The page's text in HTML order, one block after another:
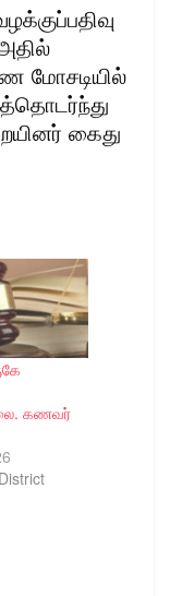
மோசடியில்
கைது
கணவர்